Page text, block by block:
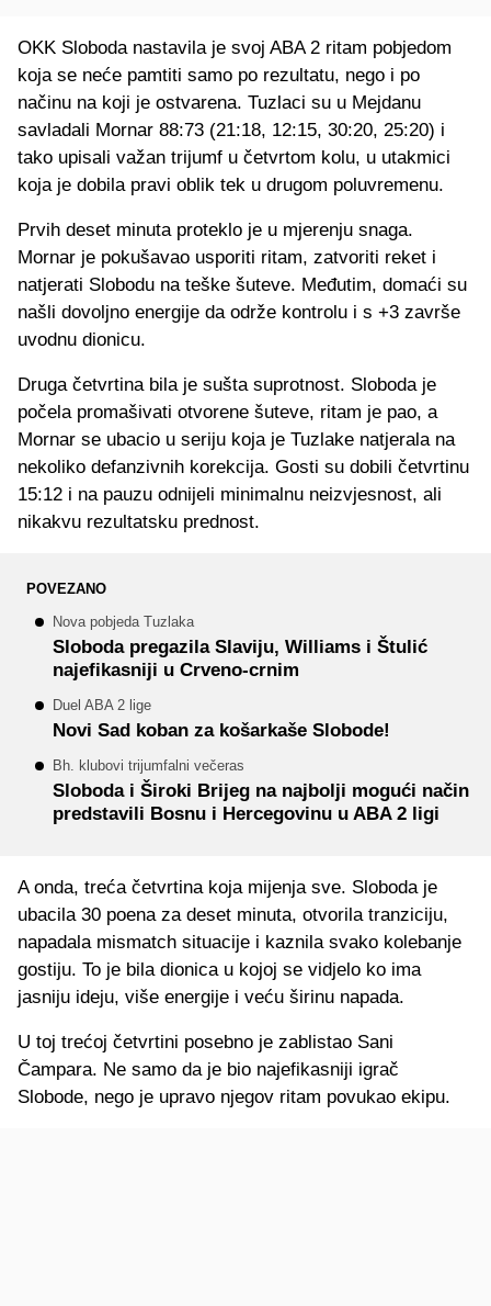
OKK Sloboda nastavila je svoj ABA 2 ritam pobjedom
koja se neće pamtiti samo po rezultatu, nego i po
načinu na koji je ostvarena. Tuzlaci su u Mejdanu
savladali Mornar 88:73 (21:18, 12:15, 30:20, 25:20) i
tako upisali važan trijumf u četvrtom kolu, u utakmici
koja je dobila pravi oblik tek u drugom poluvremenu.
Prvih deset minuta proteklo je u mjerenju snaga.
Mornar je pokušavao usporiti ritam, zatvoriti reket i
natjerati Slobodu na teške šuteve. Međutim, domaći su
našli dovoljno energije da održe kontrolu i s +3 završe
uvodnu dionicu.
Druga četvrtina bila je sušta suprotnost. Sloboda je
počela promašivati otvorene šuteve, ritam je pao, a
Mornar se ubacio u seriju koja je Tuzlake natjerala na
nekoliko defanzivnih korekcija. Gosti su dobili četvrtinu
15:12 i na pauzu odnijeli minimalnu neizvjesnost, ali
nikakvu rezultatsku prednost.
POVEZANO
Nova pobjeda Tuzlaka
Sloboda pregazila Slaviju, Williams i Štulić
najefikasniji u Crveno-crnim
Duel ABA 2 lige
Novi Sad koban za košarkaše Slobode!
Bh. klubovi trijumfalni večeras
Sloboda i Široki Brijeg na najbolji mogući način
predstavili Bosnu i Hercegovinu u ABA 2 ligi
A onda, treća četvrtina koja mijenja sve. Sloboda je
ubacila 30 poena za deset minuta, otvorila tranziciju,
napadala mismatch situacije i kaznila svako kolebanje
gostiju. To je bila dionica u kojoj se vidjelo ko ima
jasniju ideju, više energije i veću širinu napada.
U toj trećoj četvrtini posebno je zablistao Sani
Čampara. Ne samo da je bio najefikasniji igrač
Slobode, nego je upravo njegov ritam povukao ekipu.